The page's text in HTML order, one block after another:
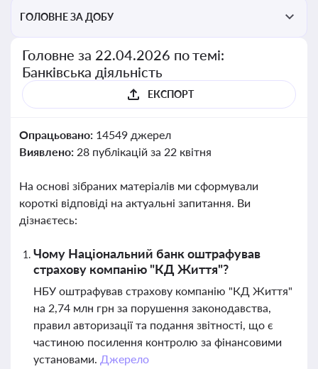
ГОЛОВНЕ ЗА ДОБУ
Головне за 22.04.2026 по темі:
Банківська діяльність
ЕКСПОРТ
Опрацьовано: 14549 джерел
Виявлено: 28 публікацій за 22 квітня
На основі зібраних матеріалів ми сформували
короткі відповіді на актуальні запитання. Ви
дізнаєтесь:
Чому Національний банк оштрафував
страхову компанію "КД Життя"?
НБУ оштрафував страхову компанію "КД Життя"
на 2,74 млн грн за порушення законодавства,
правил авторизації та подання звітності, що є
частиною посилення контролю за фінансовими
установами. Джерело